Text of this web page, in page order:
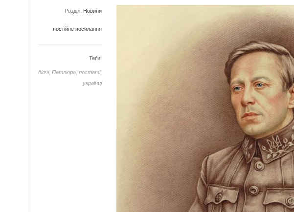
Розділ: Новини
постійне посилання
Теґи:
діячі, Петлюра постаті,
українці